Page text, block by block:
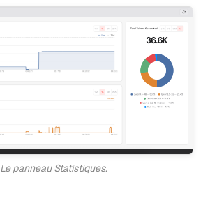
Le panneau Statistiques.